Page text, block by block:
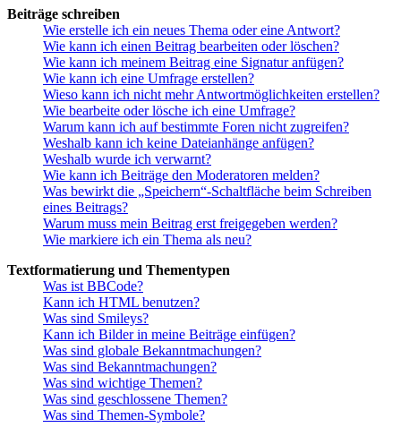
Beiträge schreiben
Wie erstelle ich ein neues Thema oder eine Antwort?
Wie kann ich einen Beitrag bearbeiten oder löschen?
Wie kann ich meinem Beitrag eine Signatur anfügen?
Wie kann ich eine Umfrage erstellen?
Wieso kann ich nicht mehr Antwortmöglichkeiten erstellen?
Wie bearbeite oder lösche ich eine Umfrage?
Warum kann ich auf bestimmte Foren nicht zugreifen?
Weshalb kann ich keine Dateianhänge anfügen?
Weshalb wurde ich verwarnt?
Wie kann ich Beiträge den Moderatoren melden?
Was bewirkt die „Speichern“-Schaltfläche beim Schreiben
eines Beitrags?
Warum muss mein Beitrag erst freigegeben werden?
Wie markiere ich ein Thema als neu?
Textformatierung und Thementypen
Was ist BBCode?
Kann ich HTML benutzen?
Was sind Smileys?
Kann ich Bilder in meine Beiträge einfügen?
Was sind globale Bekanntmachungen?
Was sind Bekanntmachungen?
Was sind wichtige Themen?
Was sind geschlossene Themen?
Was sind Themen-Symbole?